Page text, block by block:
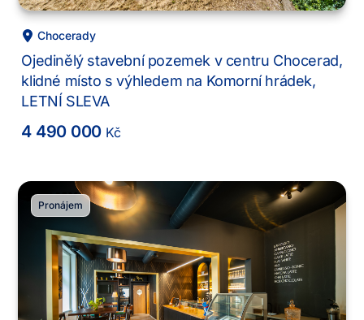
Chocerady
Ojedinělý stavební pozemek v centru Chocerad,
klidné místo s výhledem na Komorní hrádek,
LETNÍ SLEVA
4 490 000 Kč
Pronájem